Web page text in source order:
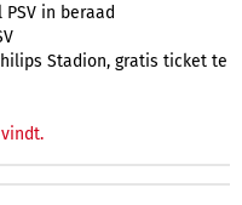
in beraad
Stadion, gratis ticket te